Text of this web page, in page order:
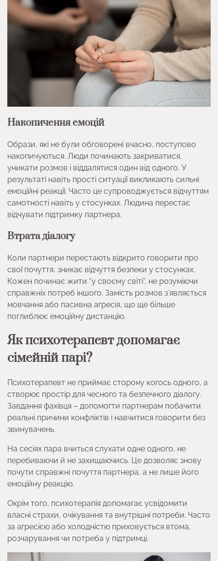
Накопичення емоцій
Образи, які не були обговорені вчасно, поступово
накопичуються. Люди починають закриватися,
уникати розмов і віддалятися один від одного. У
результаті навіть прості ситуації викликають сильні
емоційні реакції. Часто це супроводжується відчуттям
самотності навіть у стосунках. Людина перестає
відчувати підтримку партнера.
Втрата діалогу
Коли партнери перестають відкрито говорити про
свої почуття, зникає відчуття безпеки у стосунках.
Кожен починає жити “у своєму світі”, не розуміючи
справжніх потреб іншого. Замість розмов з’являється
мовчання або пасивна агресія, що ще більше
поглиблює емоційну дистанцію.
Як психотерапевт допомагає
сімейній парі?
Психотерапевт не приймає сторону когось одного, а
створює простір для чесного та безпечного діалогу.
Завдання фахівця – допомогти партнерам побачити
реальні причини конфліктів і навчитися говорити без
звинувачень.
На сесіях пара вчиться слухати одне одного, не
перебиваючи й не захищаючись. Це дозволяє знову
почути справжні почуття партнера, а не лише його
емоційну реакцію.
Окрім того, психотерапія допомагає усвідомити
власні страхи, очікування та внутрішні потреби. Часто
за агресією або холодністю приховується втома,
розчарування чи потреба у підтримці.